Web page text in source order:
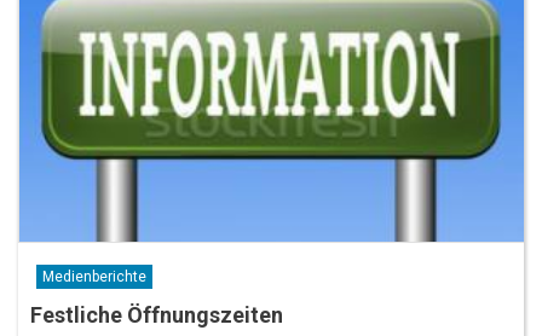
Medienberichte
Festliche Öffnungszeiten